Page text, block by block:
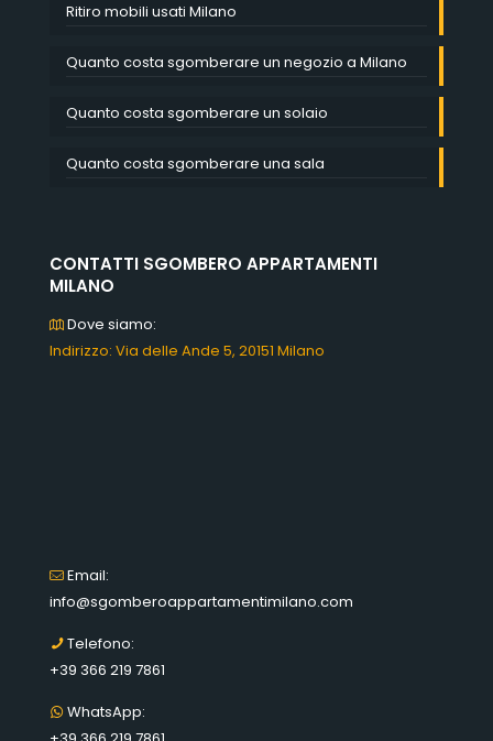
Ritiro mobili usati Milano
Quanto costa sgomberare un negozio a Milano
Quanto costa sgomberare un solaio
Quanto costa sgomberare una sala
CONTATTI SGOMBERO APPARTAMENTI
MILANO
Dove siamo:
Indirizzo: Via delle Ande 5, 20151 Milano
Email:
info@sgomberoappartamentimilano.com
Telefono:
+39 366 219 7861
WhatsApp: